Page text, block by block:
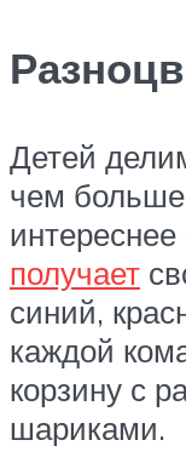
Детей
чем
интереснее
получает
синий,
каждой
корзину с
шариками.